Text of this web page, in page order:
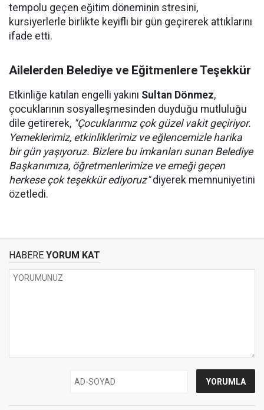
tempolu geçen eğitim döneminin stresini,
kursiyerlerle birlikte keyifli bir gün geçirerek attıklarını
ifade etti.
Ailelerden Belediye ve Eğitmenlere Teşekkür
Etkinliğe katılan engelli yakını Sultan Dönmez,
çocuklarının sosyalleşmesinden duyduğu mutluluğu
dile getirerek, "Çocuklarımız çok güzel vakit geçiriyor.
Yemeklerimiz, etkinliklerimiz ve eğlencemizle harika
bir gün yaşıyoruz. Bizlere bu imkanları sunan Belediye
Başkanımıza, öğretmenlerimize ve emeği geçen
herkese çok teşekkür ediyoruz"diyerek memnuniyetini
özetledi.
HABERE YORUM KAT